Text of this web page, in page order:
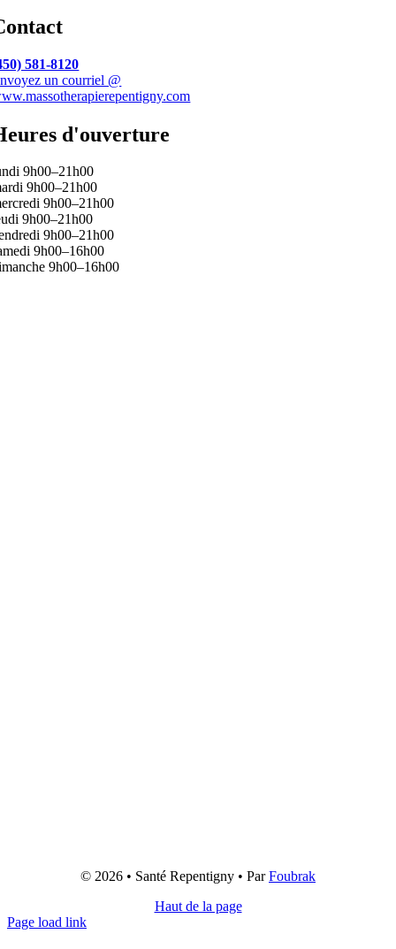
581-8120
un courriel @
d'ouverture
9h00–21h00
9h00–21h00
9h00–21h00
9h00–21h00
9h00–21h00
9h00–16h00
9h00–16h00
© 2026 • Santé Repentigny • ParFoubrak
Haut de la page
Page load link